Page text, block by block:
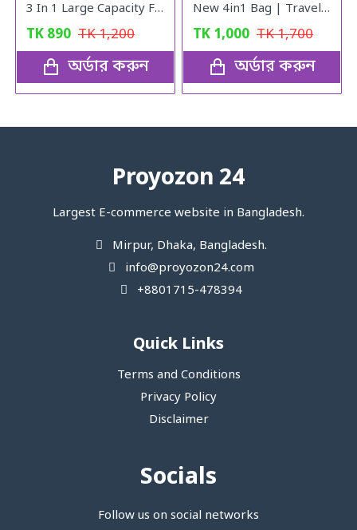
3 In 1 Large Capacity Foldable Travel Bag (black)
TK 890 TK1,200
অর্ডার করুন
New 4in1 Bag | Travel Bag | Gym Bag | Carry Shoe | V10
TK 1,000 TK1,700
অর্ডার করুন
Proyozon 24
Largest E-commerce website in Bangladesh.
Mirpur, Dhaka, Bangladesh.
info@proyozon24.com
+8801715-478394
Quick Links
Terms and Conditions
Privacy Policy
Disclaimer
Socials
Follow us on social networks